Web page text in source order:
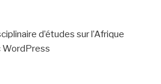
d’études sur l’Afrique
WordPress